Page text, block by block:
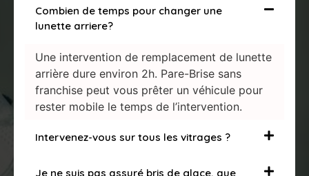
Combien de temps pour changer une
lunette arriere?
Une intervention de remplacement de lunette
arrière dure environ 2h. Pare-Brise sans
franchise peut vous prêter un véhicule pour
rester mobile le temps de l’intervention.
Intervenez-vous sur tous les vitrages ?
Je ne suis pas assuré bris de glace, que